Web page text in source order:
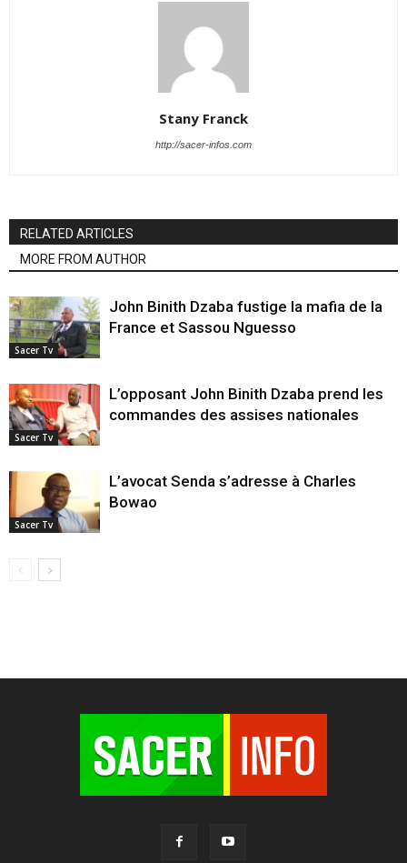
Stany Franck
http://sacer-infos.com
RELATED ARTICLES
MORE FROM AUTHOR
Sacer Tv
John Binith Dzaba fustige la mafia de la
France et Sassou Nguesso
Sacer Tv
L’opposant John Binith Dzaba prend les
commandes des assises nationales
Sacer Tv
L’avocat Senda s’adresse à Charles
Bowao